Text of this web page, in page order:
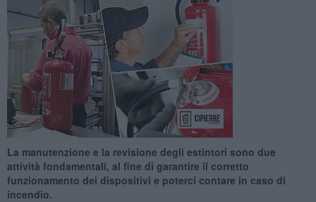
La manutenzione e la revisione degli estintori sono due
attività fondamentali, al fine di garantire il corretto
funzionamento dei dispositivi e poterci contare in caso di
incendio.